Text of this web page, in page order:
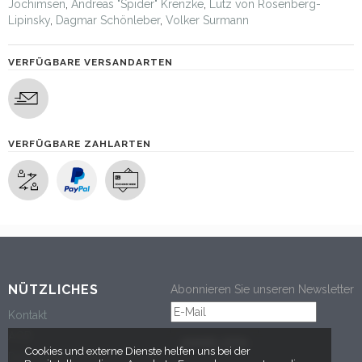
Jochimsen Andreas "Spider" Krenzke
Lutz von Rosenberg-
Lipinsky Dagmar Schönleber, Volker Surmann
VERFÜGBARE VERSANDARTEN
VERFÜGBARE ZAHLARTEN
NÜTZLICHES
Kontakt
Datenschutz
Abonnieren Sie unseren Newsletter
Cookies und externe Dienste helfen uns bei der